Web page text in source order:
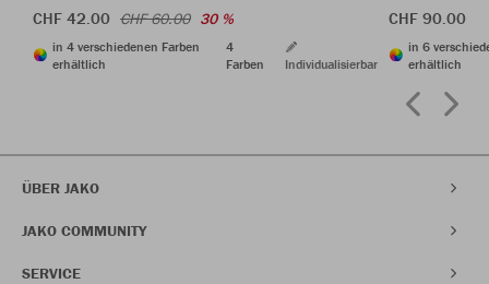
CHF 42.00 CHF 60.00 30 %
in 4 verschiedenen Farben
erhältlich
4
Farben
Individualisierbar
CHF 90.00
in 6
erhältlich
ÜBER JAKO
JAKO COMMUNITY
SERVICE